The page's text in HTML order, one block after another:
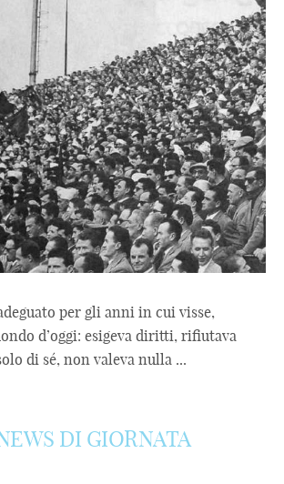
per gli anni in cui visse,
d’oggi: esigeva diritti, rifiutava
di sé, non valeva nulla ...
DI GIORNATA